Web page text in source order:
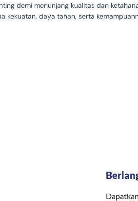
demi menunjang kualitas dan
kekuatan, daya tahan, serta